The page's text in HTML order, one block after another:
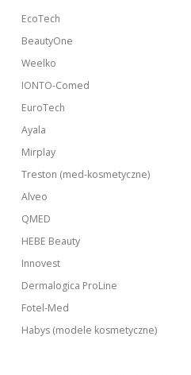
EcoTech
BeautyOne
Weelko
IONTO-Comed
EuroTech
Ayala
Mirplay
Treston (med-kosmetyczne)
Alveo
QMED
HEBE Beauty
Innovest
Dermalogica ProLine
Fotel-Med
Habys (modele kosmetyczne)